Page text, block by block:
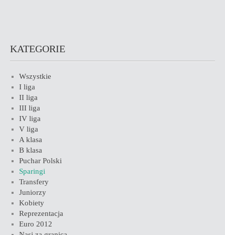
KATEGORIE
Wszystkie
I liga
II liga
III liga
IV liga
V liga
A klasa
B klasa
Puchar Polski
Sparingi
Transfery
Juniorzy
Kobiety
Reprezentacja
Euro 2012